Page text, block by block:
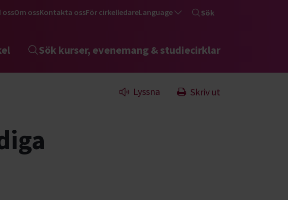
ossOm ossKontakta ossFör cirkelledareLanguage Sök
Sök kurser, evenemang & studiecirklar
Lyssna Skriv ut